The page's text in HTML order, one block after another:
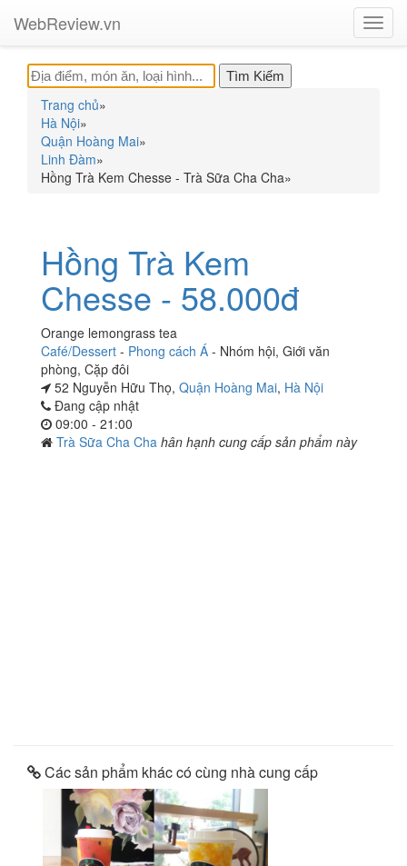
WebReview.vn
Trang chủ»
Hà Nội»
Quận Hoàng Mai»
Linh Đàm»
Hồng Trà Kem Chesse - Trà Sữa Cha Cha»
Hồng Trà Kem
Chesse - 58.000đ
Orange lemongrass tea
Café/Dessert - Phong cách Á - Nhóm hội, Giới văn
phòng, Cặp đôi
52 Nguyễn Hữu Thọ, Quận Hoàng Mai, Hà Nội
Đang cập nhật
09:00 - 21:00
Trà Sữa Cha Cha hân hạnh cung cấp sản phẩm này
Các sản phẩm khác có cùng nhà cung cấp